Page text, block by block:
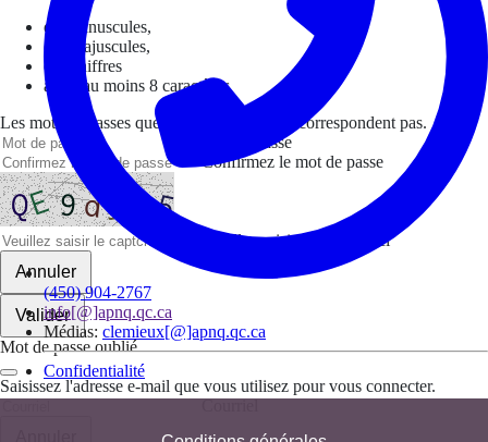
(450) 904-2767
info[@]apnq.qc.ca
Médias: clemieux[@]apnq.qc.ca
Confidentialité
des minuscules,
des majuscules,
des chiffres
avoir au moins 8 caractères
Les mots de passes que vous avez saisis ne correspondent pas.
Mot de passe
Confirmez le mot de passe
Veuillez saisir le captcha ici
Annuler
Valider
Mot de passe oublié
Saisissez l'adresse e-mail que vous utilisez pour vous connecter.